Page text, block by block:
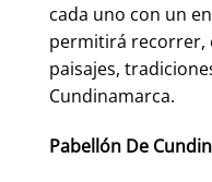
cada uno con un
permitirá recorrer,
paisajes,
Cundinamarca.
Pabellón De